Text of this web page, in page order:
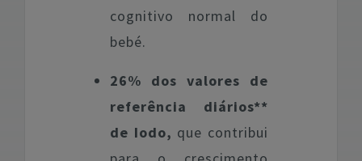
cognitivo normal do
bebé.
26% dos valores de
referência diários**
de Iodo, que contribui